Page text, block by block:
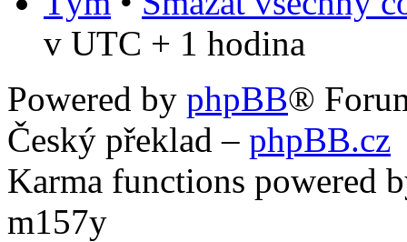
v UTC + 1 hodina
Powered by phpBB®
Český překlad – phpBB.cz
Karma functions powered
m157y